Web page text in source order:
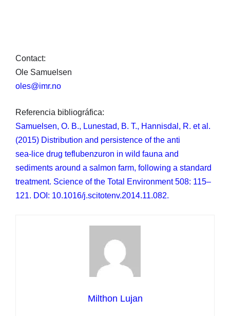
Contact:
Ole Samuelsen
oles@imr.no
Referencia bibliográfica:
Samuelsen, O. B., Lunestad, B. T., Hannisdal, R. et al.
(2015) Distribution and persistence of the anti
sea-lice drug teflubenzuron in wild fauna and
sediments around a salmon farm, following a standard
treatment. Science of the Total Environment 508: 115–
121. DOI: 10.1016/j.scitotenv.2014.11.082.
Milthon Lujan